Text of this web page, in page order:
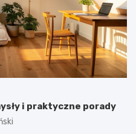
i praktyczne porady